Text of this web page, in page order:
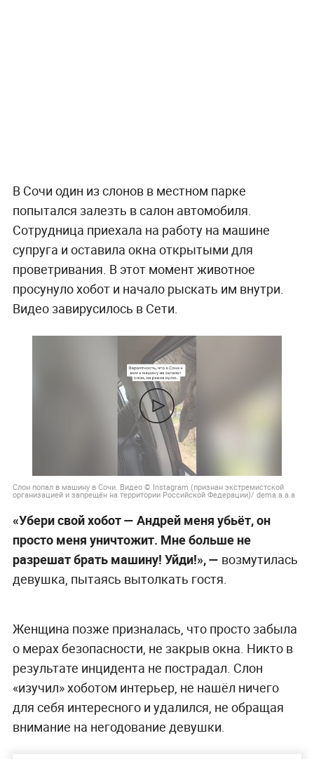
В Сочи один из слонов в местном парке
попытался залезть в салон автомобиля.
Сотрудница приехала на работу на машине
супруга и оставила окна открытыми для
проветривания. В этот момент животное
просунуло хобот и начало рыскать им внутри.
Видео завирусилось в Сети.
Слон попал в машину в Сочи. Видео © Instagram (признан экстремистской
организацией и запрещён на территории Российской Федерации)/ dema.a.a.a
«Убери свой хобот — Андрей меня убьёт, он
просто меня уничтожит. Мне больше не
разрешат брать машину! Уйди!», — возмутилась
девушка, пытаясь вытолкать гостя.
Женщина позже призналась, что просто забыла
о мерах безопасности, не закрыв окна. Никто в
результате инцидента не пострадал. Слон
«изучил» хоботом интерьер, не нашёл ничего
для себя интересного и удалился, не обращая
внимание на негодование девушки.